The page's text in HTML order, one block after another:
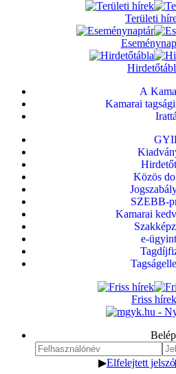
Területi
A
Kamarai
Közös
SZEBB-
Kamarai
e-
Friss hírek
▶Elfelejtett jelszó